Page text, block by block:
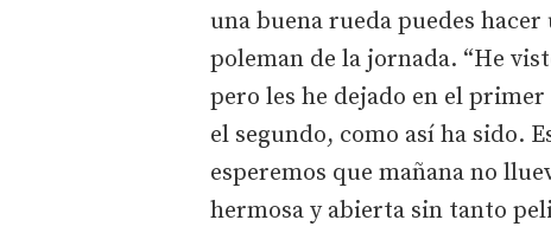
una buena rueda puedes
poleman de la jornada. “He
pero les he dejado en el
el segundo, como así ha sido.
esperemos que mañana no
hermosa y abierta sin tanto